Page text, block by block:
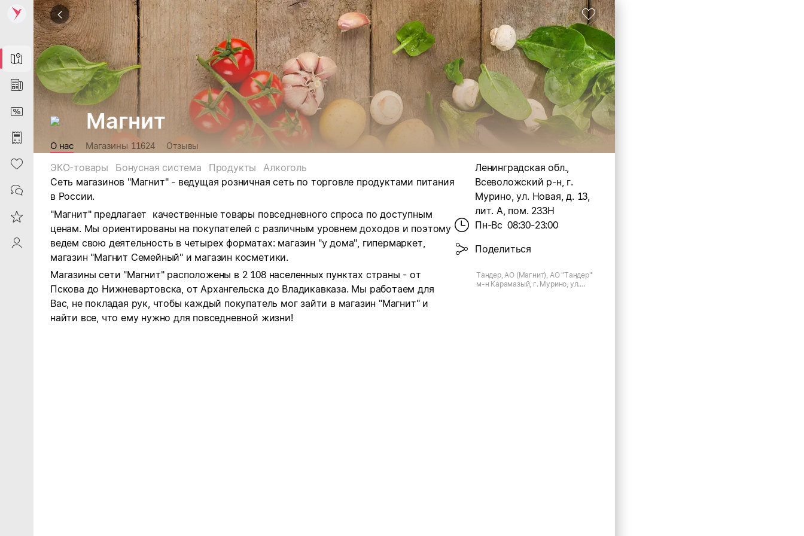
Map
News
DiscountCard
Purchases
Heart
Contacts
Reviews
ProfileSaby
Магнит
О нас Магазины 11624 Отзывы
ЭКО-товары Бонусная система Продукты
Алкоголь
Сеть магазинов "Магнит" - ведущая розничная сеть по торговле продуктами питания
в России.
"Магнит" предлагает качественные товары повседневного спроса по доступным
ценам. Мы ориентированы на покупателей с различным уровнем доходов и поэтому
ведем свою деятельность в четырех форматах: магазин "у дома", гипермаркет,
магазин "Магнит Семейный" и магазин косметики.
Магазины сети "Магнит" расположены в 2 108 населенных пунктах страны - от
Пскова до Нижневартовска, от Архангельска до Владикавказа. Мы работаем для
Вас, не покладая рук, чтобы каждый покупатель мог зайти в магазин "Магнит" и
найти все, что ему нужно для повседневной жизни!
Ленинградская обл.,
Всеволожский р-н, г.
Мурино, ул. Новая, д. 13,
лит. А, пом. 233Н
Пн-Вс 08:30-23:00
Поделиться
Тандер, АО (Магнит), АО "Тандер"
м-н Карамазый, г. Мурино, ул.